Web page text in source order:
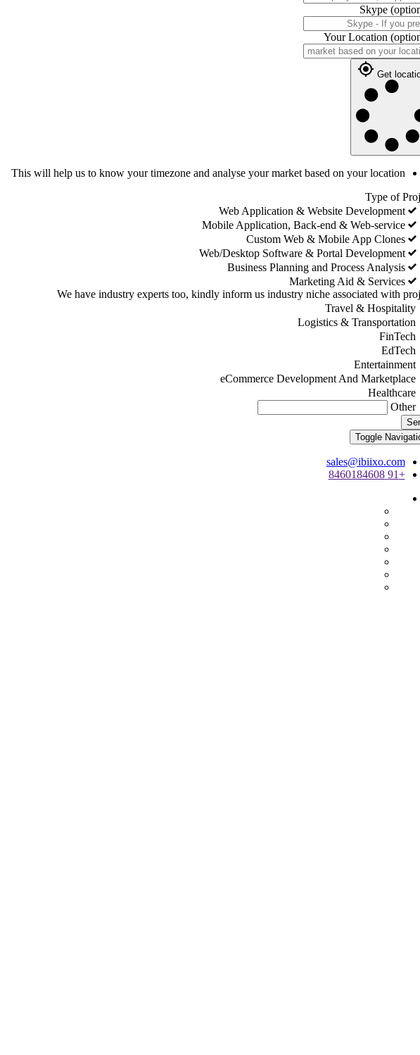
Skype
Your Location
Get
This will help us to know your timezone and analyse your market based on your location
Type of
Web Application & Website Development
Mobile Application, Back-end & Web-service
Custom Web & Mobile App Clones
Web/Desktop Software & Portal Development
Business Planning and Process Analysis
Marketing Aid & Services
We have industry experts too, kindly inform us industry niche associated with
Travel & Hospitality
Logistics & Transportation
FinTech
EdTech
Entertainment
eCommerce Development And Marketplace
Healthcare
Other
Toggle
sales@ibiixo.com
+91 8460184608